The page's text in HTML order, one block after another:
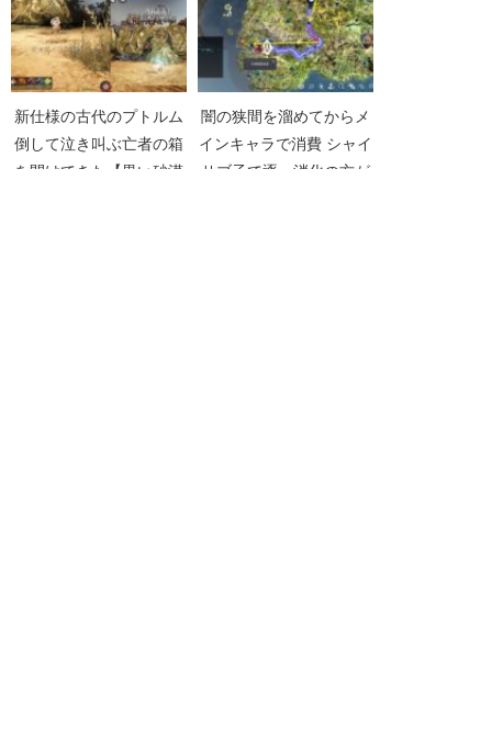
新仕様の古代のプトルム
倒して泣き叫ぶ亡者の箱
を開けてきた【黒い砂漠
闇の狭間を溜めてからメ
インキャラで消費 シャイ
サブ子で逐一消化の方が